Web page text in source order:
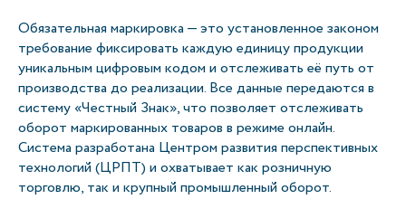
Обязательная маркировка — это установленное законом
требование фиксировать каждую единицу продукции
уникальным цифровым кодом и отслеживать её путь от
производства до реализации. Все данные передаются в
систему «Честный Знак», что позволяет отслеживать
оборот маркированных товаров в режиме онлайн.
Система разработана Центром развития перспективных
технологий (ЦРПТ) и охватывает как розничную
торговлю, так и крупный промышленный оборот.